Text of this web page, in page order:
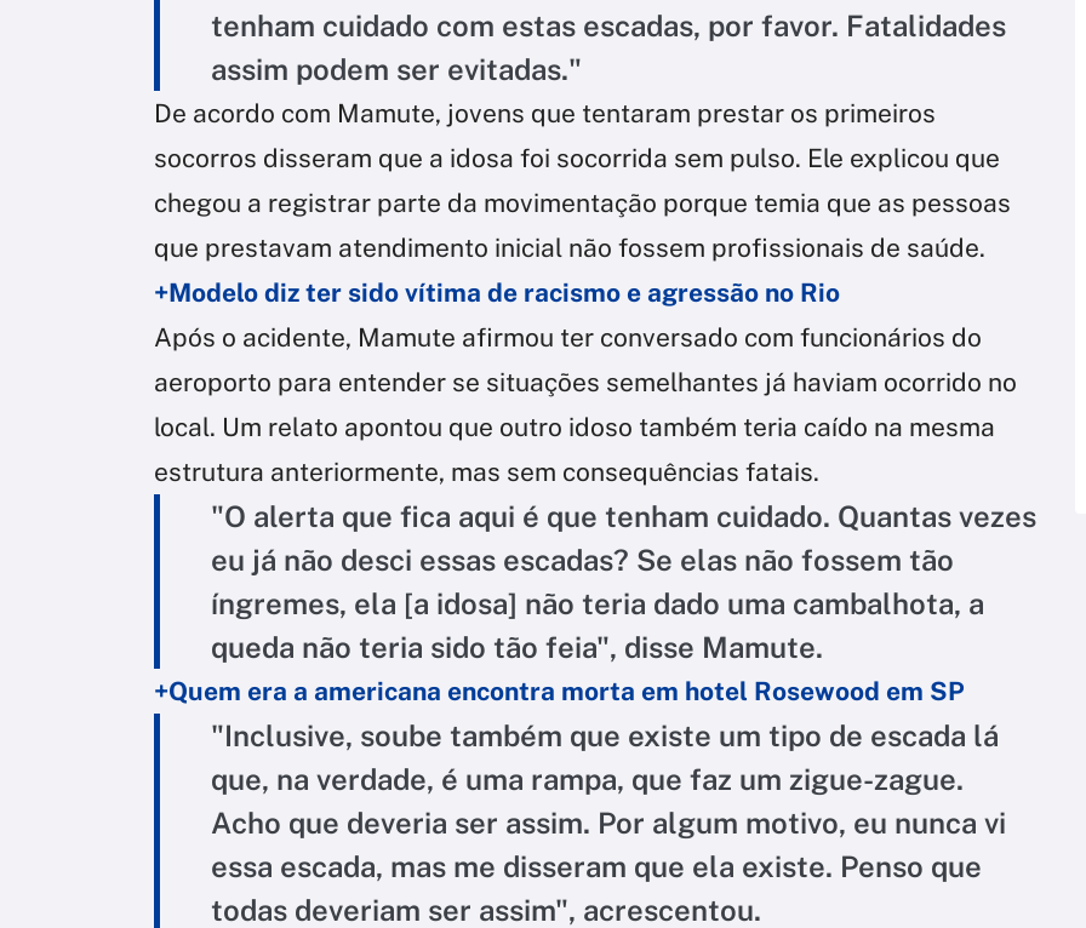
tenham cuidado com estas escadas, por favor. Fatalidades
assim podem ser evitadas."
De acordo com Mamute, jovens que tentaram prestar os primeiros
socorros disseram que a idosa foi socorrida sem pulso. Ele explicou que
chegou a registrar parte da movimentação porque temia que as pessoas
que prestavam atendimento inicial não fossem profissionais de saúde.
+Modelo diz ter sido vítima de racismo e agressão no Rio
Após o acidente, Mamute afirmou ter conversado com funcionários do
aeroporto para entender se situações semelhantes já haviam ocorrido no
local. Um relato apontou que outro idoso também teria caído na mesma
estrutura anteriormente, mas sem consequências fatais.
"O alerta que fica aqui é que tenham cuidado. Quantas vezes
eu já não desci essas escadas? Se elas não fossem tão
íngremes, ela [a idosa] não teria dado uma cambalhota, a
queda não teria sido tão feia", disse Mamute.
+Quem era a americana encontra morta em hotel Rosewood em SP
"Inclusive, soube também que existe um tipo de escada lá
que, na verdade, é uma rampa, que faz um zigue-zague.
Acho que deveria ser assim. Por algum motivo, eu nunca vi
essa escada, mas me disseram que ela existe. Penso que
todas deveriam ser assim", acrescentou.